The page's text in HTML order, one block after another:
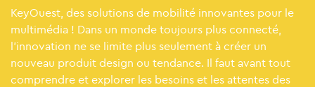
KeyOuest, des solutions de mobilité innovantes pour le
multimédia ! Dans un monde toujours plus connecté,
l’innovation ne se limite plus seulement à créer un
nouveau produit design ou tendance. Il faut avant tout
comprendre et explorer les besoins et les attentes des